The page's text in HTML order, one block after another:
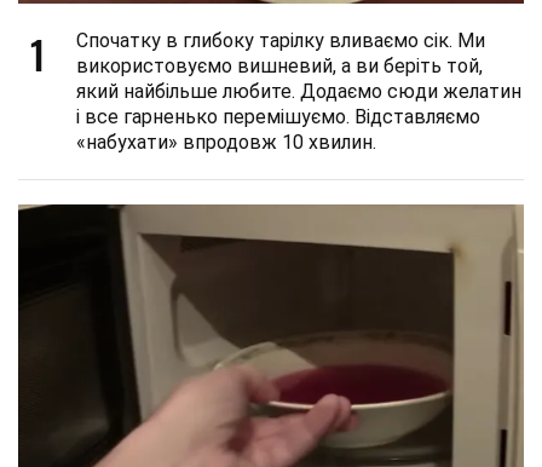
1
Спочатку в глибоку тарілку вливаємо сік. Ми
використовуємо вишневий, а ви беріть той,
який найбільше любите. Додаємо сюди желатин
і все гарненько перемішуємо. Відставляємо
«набухати» впродовж 10 хвилин.